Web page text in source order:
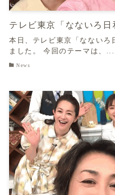
テレビ東京「なないろ
本日、テレビ東京「なないろ
ました。 今回のテーマは、...
News